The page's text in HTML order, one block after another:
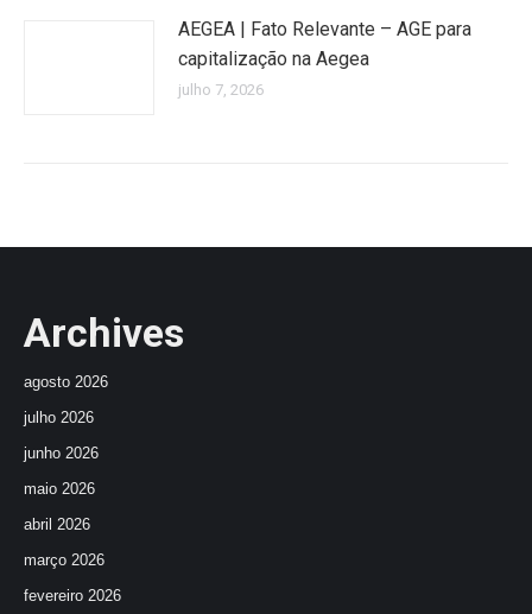
AEGEA | Fato Relevante – AGE para
capitalização na Aegea
julho 7, 2026
Archives
agosto 2026
julho 2026
junho 2026
maio 2026
abril 2026
março 2026
fevereiro 2026